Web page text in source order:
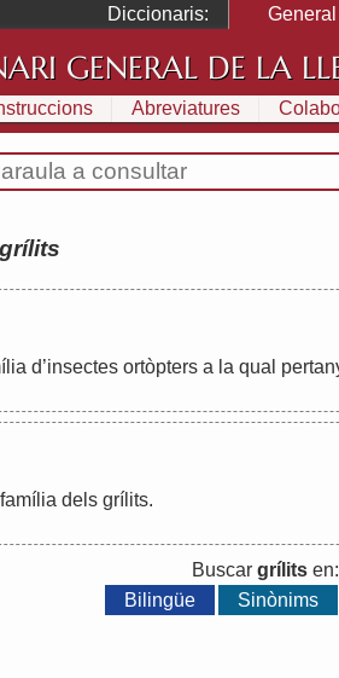
Diccionaris: General
GENERAL DE LA
Abreviatures
grílits
d’insectes ortòpters a la qual
família dels grílits.
Buscar grílits en:
Bilingüe
Sinònims